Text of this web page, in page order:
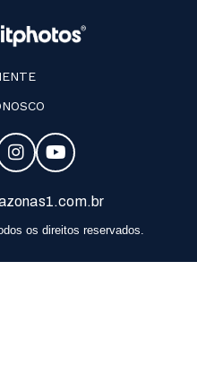
os direitos reservados.